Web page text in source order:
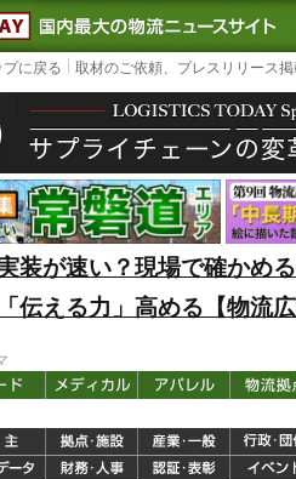
LOGISTICS TODAY｜国内最
に戻る 取材のご依頼、プレスリリース
装が速い？現場で確かめ
伝える力」高める【物流